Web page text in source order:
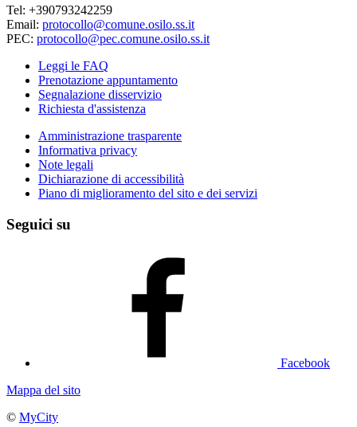
Tel: +390793242259
Email: protocollo@comune.osilo.ss.it
PEC: protocollo@pec.comune.osilo.ss.it
Leggi le FAQ
Prenotazione appuntamento
Segnalazione disservizio
Richiesta d'assistenza
Amministrazione trasparente
Informativa privacy
Note legali
Dichiarazione di accessibilità
Piano di miglioramento del sito e dei servizi
Seguici su
Facebook
Mappa del sito
© MyCity